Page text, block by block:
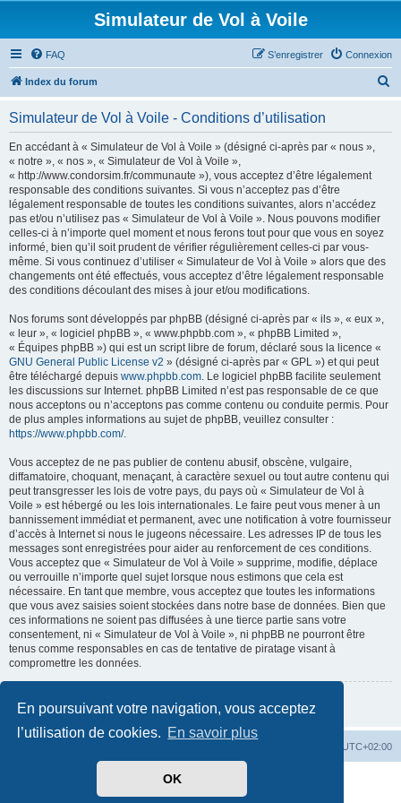
En poursuivant votre navigation, vous acceptez
l’utilisation de cookies. En savoir plus
OK
Simulateur de Vol à Voile
FAQ Connexion
S’enregistrer
Index du forum
Simulateur de Vol à Voile - Conditions d’utilisation
En accédant à « Simulateur de Vol à Voile » (désigné ci-après par « nous »,
« notre », « nos », « Simulateur de Vol à Voile »,
« http://www.condorsim.fr/communaute »), vous acceptez d’être légalement
responsable des conditions suivantes. Si vous n’acceptez pas d’être
légalement responsable de toutes les conditions suivantes, alors n’accédez
pas et/ou n’utilisez pas « Simulateur de Vol à Voile ». Nous pouvons modifier
celles-ci à n’importe quel moment et nous ferons tout pour que vous en soyez
informé, bien qu’il soit prudent de vérifier régulièrement celles-ci par vous-
même. Si vous continuez d’utiliser « Simulateur de Vol à Voile » alors que des
changements ont été effectués, vous acceptez d’être légalement responsable
des conditions découlant des mises à jour et/ou modifications.
Nos forums sont développés par phpBB (désigné ci-après par « ils », « eux »,
« leur », « logiciel phpBB », « www.phpbb.com », « phpBB Limited »,
« Équipes phpBB ») qui est un script libre de forum, déclaré sous la licence «
GNU General Public License v2 » (désigné ci-après par « GPL ») et qui peut
être téléchargé depuis www.phpbb.com. Le logiciel phpBB facilite seulement
les discussions sur Internet. phpBB Limited n’est pas responsable de ce que
nous acceptons ou n’acceptons pas comme contenu ou conduite permis. Pour
de plus amples informations au sujet de phpBB, veuillez consulter :
https://www.phpbb.com/.
Vous acceptez de ne pas publier de contenu abusif, obscène, vulgaire,
diffamatoire, choquant, menaçant, à caractère sexuel ou tout autre contenu qui
peut transgresser les lois de votre pays, du pays où « Simulateur de Vol à
Voile » est hébergé ou les lois internationales. Le faire peut vous mener à un
bannissement immédiat et permanent, avec une notification à votre fournisseur
d’accès à Internet si nous le jugeons nécessaire. Les adresses IP de tous les
messages sont enregistrées pour aider au renforcement de ces conditions.
Vous acceptez que « Simulateur de Vol à Voile » supprime, modifie, déplace
ou verrouille n’importe quel sujet lorsque nous estimons que cela est
nécessaire. En tant que membre, vous acceptez que toutes les informations
que vous avez saisies soient stockées dans notre base de données. Bien que
ces informations ne soient pas diffusées à une tierce partie sans votre
consentement, ni « Simulateur de Vol à Voile », ni phpBB ne pourront être
tenus comme responsables en cas de tentative de piratage visant à
compromettre les données.
Retour à la page précédente
UTC+02:00
phpBB ® Forum Software © phpBB Limited
phpBB-fr.com